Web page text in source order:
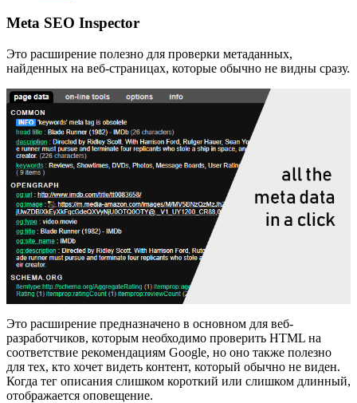
Meta SEO Inspector
Это расширение полезно для проверки метаданных,
найденных на веб-страницах, которые обычно не видны сразу.
Это расширение предназначено в основном для веб-
разработчиков, которым необходимо проверить HTML на
соответствие рекомендациям Google, но оно также полезно
для тех, кто хочет видеть контент, который обычно не виден.
Когда тег описания слишком короткий или слишком длинный,
отображается оповещение.